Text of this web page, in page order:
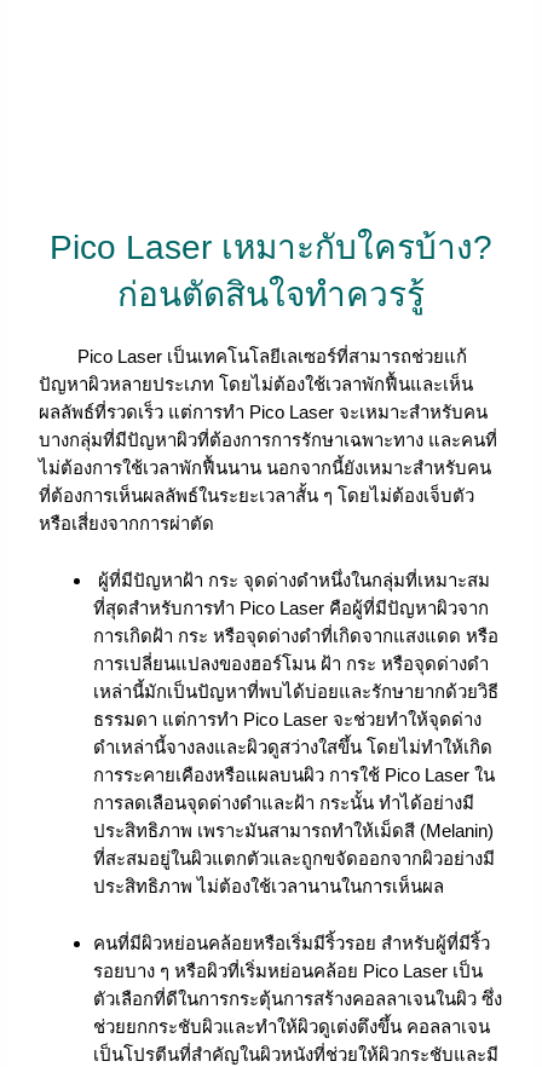
Pico Laser เหมาะกับใครบ้าง?
ก่อนตัดสินใจทำควรรู้
Pico Laser เป็นเทคโนโลยีเลเซอร์ที่สามารถช่วยแก้
ปัญหาผิวหลายประเภท โดยไม่ต้องใช้เวลาพักฟื้นและเห็น
ผลลัพธ์ที่รวดเร็ว แต่การทำ Pico Laser จะเหมาะสำหรับคน
บางกลุ่มที่มีปัญหาผิวที่ต้องการการรักษาเฉพาะทาง และคนที่
ไม่ต้องการใช้เวลาพักฟื้นนาน นอกจากนี้ยังเหมาะสำหรับคน
ที่ต้องการเห็นผลลัพธ์ในระยะเวลาสั้น ๆ โดยไม่ต้องเจ็บตัว
หรือเสี่ยงจากการผ่าตัด
ผู้ที่มีปัญหาฝ้า กระ จุดด่างดำหนึ่งในกลุ่มที่เหมาะสม
ที่สุดสำหรับการทำ Pico Laser คือผู้ที่มีปัญหาผิวจาก
การเกิดฝ้า กระ หรือจุดด่างดำที่เกิดจากแสงแดด หรือ
การเปลี่ยนแปลงของฮอร์โมน ฝ้า กระ หรือจุดด่างดำ
เหล่านี้มักเป็นปัญหาที่พบได้บ่อยและรักษายากด้วยวิธี
ธรรมดา แต่การทำ Pico Laser จะช่วยทำให้จุดด่าง
ดำเหล่านี้จางลงและผิวดูสว่างใสขึ้น โดยไม่ทำให้เกิด
การระคายเคืองหรือแผลบนผิว การใช้ Pico Laser ใน
การลดเลือนจุดด่างดำและฝ้า กระนั้น ทำได้อย่างมี
ประสิทธิภาพ เพราะมันสามารถทำให้เม็ดสี (Melanin)
ที่สะสมอยู่ในผิวแตกตัวและถูกขจัดออกจากผิวอย่างมี
ประสิทธิภาพ ไม่ต้องใช้เวลานานในการเห็นผล
คนที่มีผิวหย่อนคล้อยหรือเริ่มมีริ้วรอย สำหรับผู้ที่มีริ้ว
รอยบาง ๆ หรือผิวที่เริ่มหย่อนคล้อย Pico Laser เป็น
ตัวเลือกที่ดีในการกระตุ้นการสร้างคอลลาเจนในผิว ซึ่ง
ช่วยยกกระชับผิวและทำให้ผิวดูเต่งตึงขึ้น คอลลาเจน
เป็นโปรตีนที่สำคัญในผิวหนังที่ช่วยให้ผิวกระชับและมี